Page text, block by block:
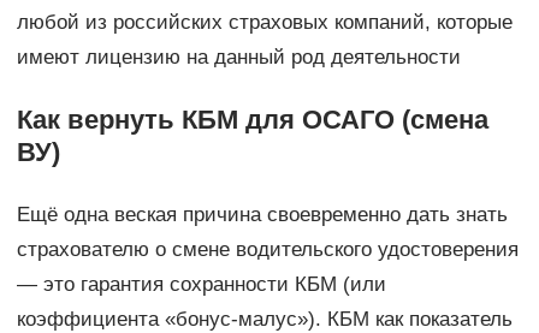
любой из российских страховых компаний, которые
имеют лицензию на данный род деятельности
Как вернуть КБМ для ОСАГО (смена
ВУ)
Ещё одна веская причина своевременно дать знать
страхователю о смене водительского удостоверения
— это гарантия сохранности КБМ (или
коэффициента «бонус-малус»). КБМ как показатель